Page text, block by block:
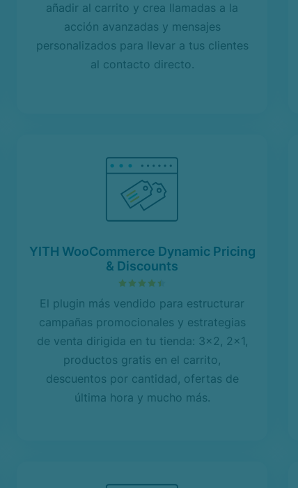
añadir al carrito y crea llamadas a la
acción avanzadas y mensajes
personalizados para llevar a tus clientes
al contacto directo.
YITH WooCommerce Dynamic Pricing
& Discounts
El plugin más vendido para estructurar
campañas promocionales y estrategias
de venta dirigida en tu tienda: 3x2, 2x1,
productos gratis en el carrito,
descuentos por cantidad, ofertas de
última hora y mucho más.